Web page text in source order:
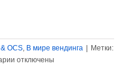
OCS, В мире вендинга
Метки:
котключены